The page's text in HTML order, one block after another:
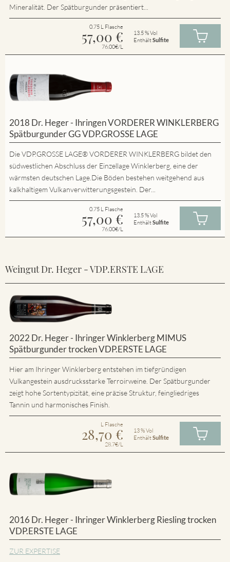
Mineralität. Der Spätburgunder präsentiert...
0.75 L Flasche
57,00 €
76.00€/L
13.5 % Vol
EnthältSulfite
2018 Dr. Heger - Ihringen VORDERER WINKLERBERG
Spätburgunder GG VDP.GROSSE LAGE
Die VDP.GROSSE LAGE® VORDERER WINKLERBERG bildet den
südwestlichen Abschluss der Einzellage Winklerberg, eine der
wärmsten deutschen Lage.Die Böden bestehen weitgehend aus
kalkhaltigem Vulkanverwitterungsgestein. Der...
0.75 L Flasche
57,00 €
76.00€/L
13.5 % Vol
EnthältSulfite
Weingut Dr. Heger - VDP.ERSTE LAGE
2022 Dr. Heger - Ihringer Winklerberg MIMUS
Spätburgunder trocken VDP.ERSTE LAGE
Hier am Ihringer Winklerberg entstehen im tiefgründigen
Vulkangestein ausdrucksstarke Terroirweine. Der Spätburgunder
zeigt hohe Sortentypizität, eine präzise Struktur, feingliedriges
Tannin und harmonisches Finish.
L Flasche
28,70 €
28.7€/L
13 % Vol
EnthältSulfite
2016 Dr. Heger - Ihringer Winklerberg Riesling trocken
VDP.ERSTE LAGE
ZUR EXPERTISE